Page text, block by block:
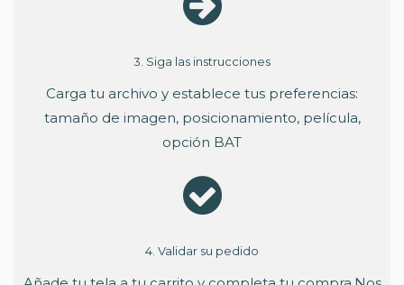
3. Siga las instrucciones
Carga tu archivo y establece tus preferencias:
tamaño de imagen, posicionamiento, película,
opción BAT
4. Validar su pedido